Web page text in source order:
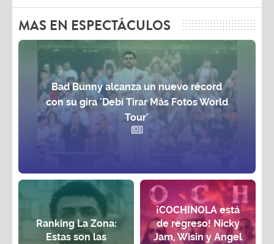
MAS EN ESPECTÁCULOS
Bad Bunny alcanza un nuevo récord
con su gira 'Debí Tirar Más Fotos World
Tour'
Ranking La Zona:
Estas son las
¡COCHINOLA está
de regreso! Nicky
Jam, Wisin y Angel